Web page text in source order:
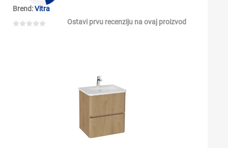
Brend:Vitra
Ostavi prvu recenziju na ovaj proizvod